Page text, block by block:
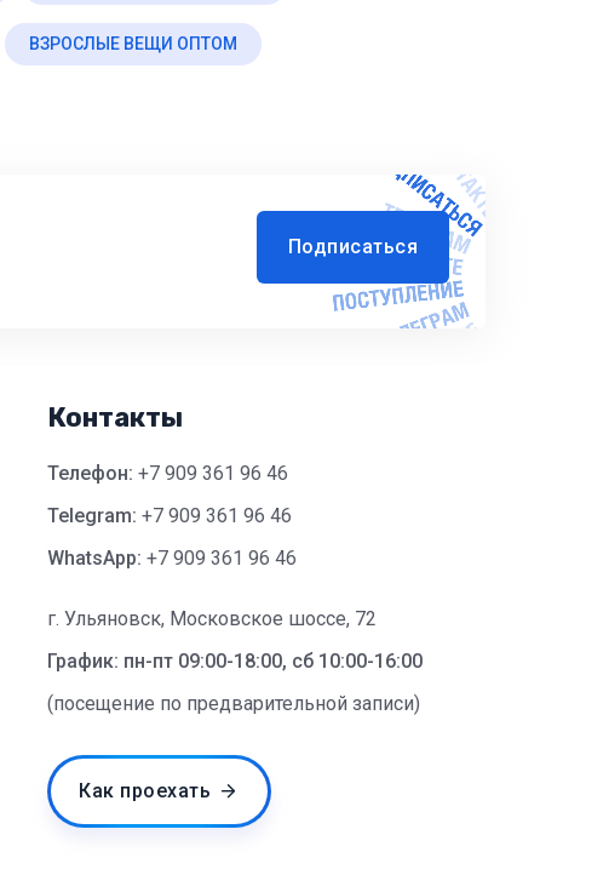
ВЗРОСЛЫЕ ВЕЩИ ОПТОМ
Подписаться
Контакты
Телефон: +7 909 361 96 46
Telegram: +7 909 361 96 46
WhatsApp: +7 909 361 96 46
г. Ульяновск, Московское шоссе, 72
График: пн-пт 09:00-18:00, сб 10:00-16:00
(посещение по предварительной записи)
Как проехать